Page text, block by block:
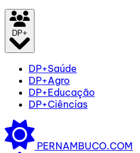
DP+
DP+Saúde
DP+Agro
DP+Educação
DP+Ciências
PERNAMBUCO.COM